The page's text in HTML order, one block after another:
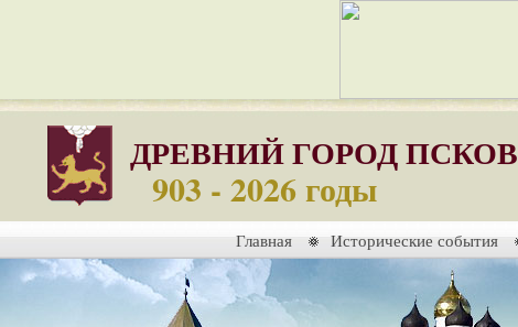
ДРЕВНИЙ ГОРОД ПСКОВ
903 - 2026 годы
Главная Исторические события